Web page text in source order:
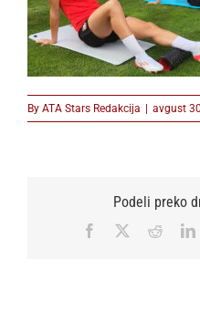
By ATA Stars Redakcija | avgust
Podeli preko
Facebook Reddit